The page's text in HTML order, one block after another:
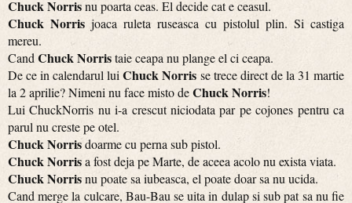
Chuck Norrisnu poarta ceas. El decide cat e ceasul.
Chuck Norris joaca ruleta ruseasca cu pistolul plin. Si castiga
mereu.
Cand Chuck Norristaie ceapa nu plange el ci ceapa.
De ce in calendarul luiChuck Norris se trece direct de la 31 martie
la 2 aprilie? Nimeni nu face misto deChuck Norris!
Lui ChuckNorris nu i-a crescut niciodata par pe cojones pentru ca
parul nu creste pe otel.
Chuck Norrisdoarme cu perna sub pistol.
Chuck Norrisa fost deja pe Marte, de aceea acolo nu exista viata.
Chuck Norrisnu poate sa iubeasca, el poate doar sa nu ucida.
Cand merge la culcare, Bau-Bau se uita in dulap si sub pat sa nu fie